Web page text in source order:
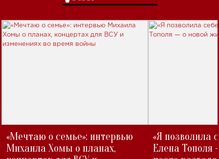
«Мечтаю о семье»: интервью
Михаила Хомы о планах,
«Я позволила
Елена Тополя